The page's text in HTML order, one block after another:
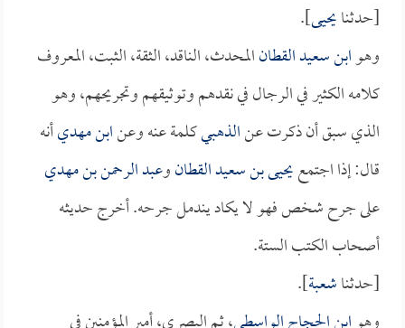
[حدثنايحيى].
وهوابن سعيد القطانالمحدث، الناقد، الثقة، الثبت، المعروف
كلامه الكثير في الرجال في نقدهم وتوثيقهم وتجريحهم، وهو
الذي سبق أن ذكرت عنالذهبيكلمة عنه وعنابن مهديأنه
قال: إذا اجتمعيحيى بن سعيد القطانوعبد الرحمن بن مهدي
على جرح شخص فهو لا يكاد يندمل جرحه. أخرج حديثه
أصحاب الكتب الستة.
[حدثناشعبة].